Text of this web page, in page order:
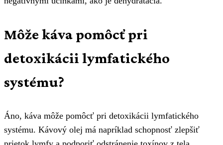
Môže káva pomôcť pri
detoxikácii lymfatického
systému?
Áno, káva môže pomôcť pri detoxikácii lymfatického
systému. Kávový olej má napríklad schopnosť zlepšiť